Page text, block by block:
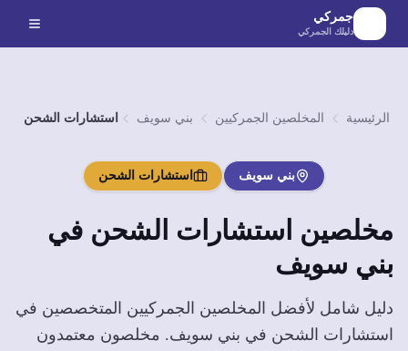
الانتقال إلى المحتوى الرئيسي
جمركي
دليلك الجمركي
الرئيسية المخلصين الجمركيين بني سويف استشارات الشحن
بني سويف استشارات الشحن
مخلصين استشارات الشحن في
بني سويف
دليل شامل لأفضل المخلصين الجمركيين المتخصصين في
استشارات الشحن في بني سويف. مخلصون معتمدون